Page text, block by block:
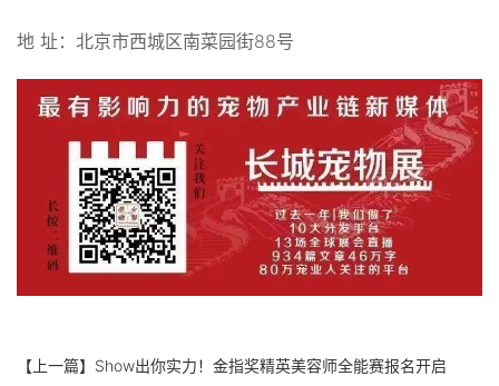
地 址：北京市西城区南菜园街88号
【上一篇】 Show出你实力！金指奖精英美容师全能赛报名开启